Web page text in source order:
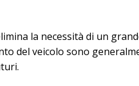
la necessità di un
del veicolo sono